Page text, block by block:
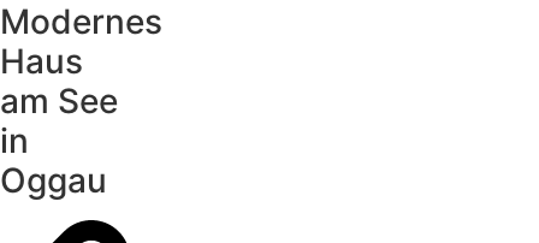
Modernes
Haus
am See
in
Oggau